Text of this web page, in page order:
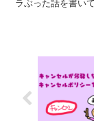
ラぶった話を書い